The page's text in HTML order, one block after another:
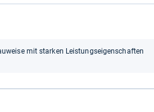
mit star­ken Leis­tungs­ei­gen­schaf­ten